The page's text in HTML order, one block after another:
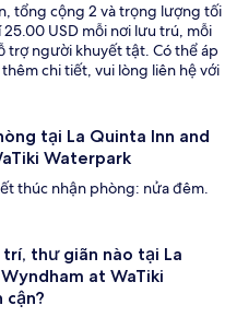
tổng cộng 2 và trọng lượng tối
USD mỗi nơi lưu trú, mỗi
trợ người khuyết tật. Có thể áp
chi tiết, vui lòng liên hệ với
tại La Quinta Inn and
Waterpark
thúc nhận phòng: nửa đêm.
thư giãn nào tại La
at WaTiki
cận?